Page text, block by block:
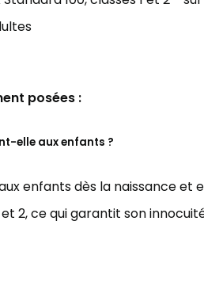
posées :
elle aux enfants ?
enfants dès la naissance et
et 2, ce qui garantit son